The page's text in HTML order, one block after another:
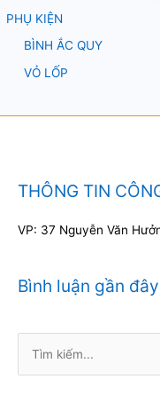
PHỤ KIỆN
BÌNH ẮC QUY
VỎ LỐP
THÔNG TIN
VP: 37 Nguyễn Văn
Bình luận gần đây
kiếm: